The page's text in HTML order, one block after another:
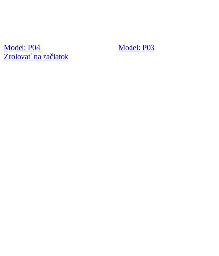
Model: P04
Model: P03
Zrolovať na začiatok